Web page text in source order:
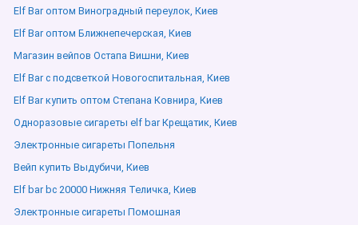
Elf Bar оптом Виноградный переулок, Киев
Elf Bar оптом Ближнепечерская, Киев
Магазин вейпов Остапа Вишни, Киев
Elf Bar с подсветкой Новогоспитальная, Киев
Elf Bar купить оптом Степана Ковнира, Киев
Одноразовые сигареты elf bar Крещатик, Киев
Электронные сигареты Попельня
Вейп купить Выдубичи, Киев
Elf bar bc 20000 Нижняя Теличка, Киев
Электронные сигареты Помошная